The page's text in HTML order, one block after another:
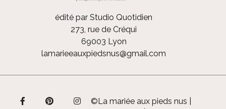
édité par Studio Quotidien
273, rue de Créqui
69003 Lyon
lamarieeauxpiedsnus@gmail.com
©La mariée aux pieds nus |